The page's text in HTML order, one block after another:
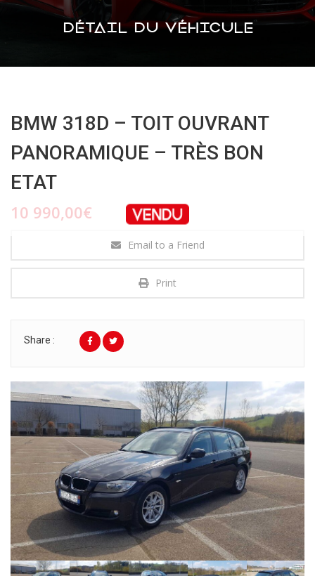
DÉTAIL DU VÉHICULE
BMW 318D – TOIT OUVRANT
PANORAMIQUE – TRÈS BON
ETAT
10 990,00€
Email to a Friend
Print
Share :